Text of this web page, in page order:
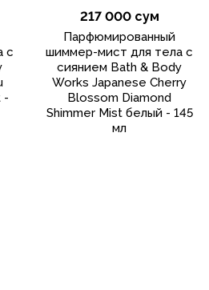
с
-
217 000 сум
Парфюмированный
шиммер-мист для тела с
сиянием Bath & Body
Works Japanese Cherry
Blossom Diamond
Shimmer Mist белый - 145
мл